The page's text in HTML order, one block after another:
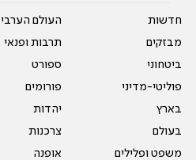
חדשות
מבזקים
ביטחוני
פוליטי-מדיני
בארץ
בעולם
משפט ופלילים
העולם הערבי
תרבות ופנאי
ספורט
פורומים
יהדות
צרכנות
אופנה